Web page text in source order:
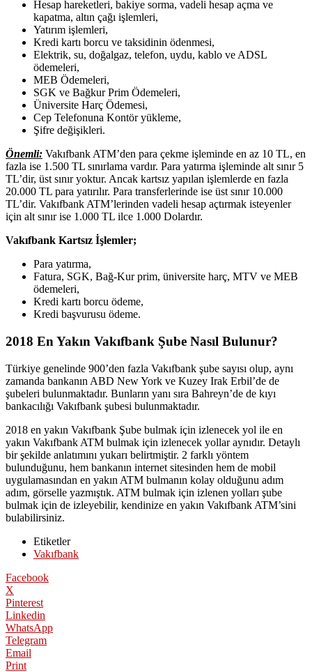
Hesap hareketleri, bakiye sorma, vadeli hesap açma ve
kapatma, altın çağı işlemleri,
Yatırım işlemleri,
Kredi kartı borcu ve taksidinin ödenmesi,
Elektrik, su, doğalgaz, telefon, uydu, kablo ve ADSL
ödemeleri,
MEB Ödemeleri,
SGK ve Bağkur Prim Ödemeleri,
Üniversite Harç Ödemesi,
Cep Telefonuna Kontör yükleme,
Şifre değişikleri.
Önemli: Vakıfbank ATM’den para çekme işleminde en az 10 TL, en
fazla ise 1.500 TL sınırlama vardır. Para yatırma işleminde alt sınır 5
TL’dir, üst sınır yoktur. Ancak kartsız yapılan işlemlerde en fazla
20.000 TL para yatırılır. Para transferlerinde ise üst sınır 10.000
TL’dir. Vakıfbank ATM’lerinden vadeli hesap açtırmak isteyenler
için alt sınır ise 1.000 TL ilce 1.000 Dolardır.
Vakıfbank Kartsız İşlemler;
Para yatırma,
Fatura, SGK, Bağ-Kur prim, üniversite harç, MTV ve MEB
ödemeleri,
Kredi kartı borcu ödeme,
Kredi başvurusu ödeme.
2018 En Yakın Vakıfbank Şube Nasıl Bulunur?
Türkiye genelinde 900’den fazla Vakıfbank şube sayısı olup, aynı
zamanda bankanın ABD New York ve Kuzey Irak Erbil’de de
şubeleri bulunmaktadır. Bunların yanı sıra Bahreyn’de de kıyı
bankacılığı Vakıfbank şubesi bulunmaktadır.
2018 en yakın Vakıfbank Şube bulmak için izlenecek yol ile en
yakın Vakıfbank ATM bulmak için izlenecek yollar aynıdır. Detaylı
bir şekilde anlatımını yukarı belirtmiştir. 2 farklı yöntem
bulunduğunu, hem bankanın internet sitesinden hem de mobil
uygulamasından en yakın ATM bulmanın kolay olduğunu adım
adım, görselle yazmıştık. ATM bulmak için izlenen yolları şube
bulmak için de izleyebilir, kendinize en yakın Vakıfbank ATM’sini
bulabilirsiniz.
Etiketler
Vakıfbank
Facebook
X
Pinterest
Linkedin
WhatsApp
Telegram
Email
Print